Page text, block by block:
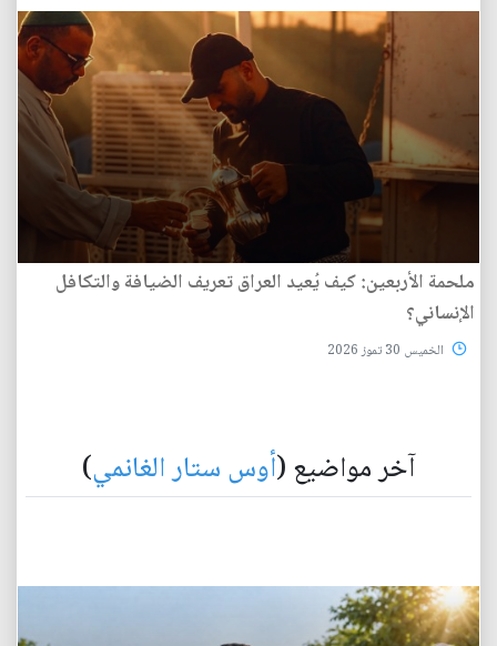
ملحمة الأربعين: كيف يُعيد العراق تعريف الضيافة والتكافل
الإنساني؟
الخميس 30 تموز 2026
آخر مواضيع (أوس ستار الغانمي)